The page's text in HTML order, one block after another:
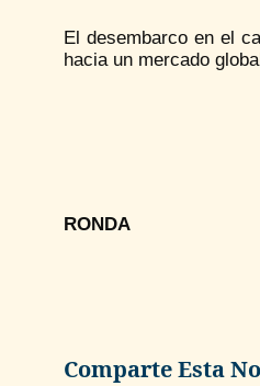
El desembarco en el
hacia un mercado
RONDA
Comparte Esta